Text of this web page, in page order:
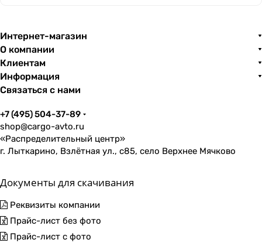
Интернет-магазин
О компании
Клиентам
Информация
Связаться с нами
+7 (495) 504-37-89
shop@cargo-avto.ru
«Распределительный центр»
г. Лыткарино, Взлётная ул., с85, село Верхнее Мячково
Документы для скачивания
Реквизиты компании
Прайс-лист без фото
Прайс-лист с фото